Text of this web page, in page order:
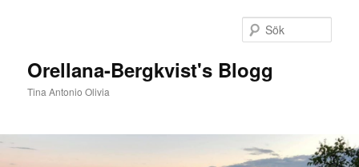
Orellana-Bergkvist's Blogg
Tina Antonio Olivia